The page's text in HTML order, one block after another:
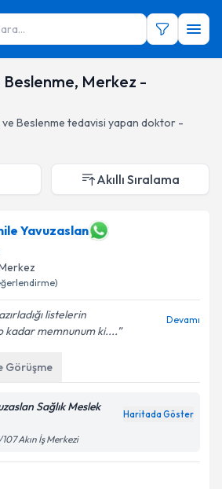
Beslenme, Merkez -
ve Beslenme tedavisi yapan doktor -
Akıllı Sıralama
Yavuzaslan
listelerin
kadar memnunum ki....
Devamı
Görüşme
Sağlık Meslek
Haritada Göster
Akın İş Merkezi